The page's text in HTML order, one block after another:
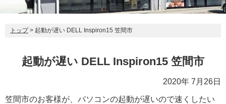
トップ> 起動が遅い DELL Inspiron15 笠間市
起動が遅い DELL Inspiron15 笠間市
2020年 7月26日
笠間市のお客様が、パソコンの起動が遅いので速くしたい